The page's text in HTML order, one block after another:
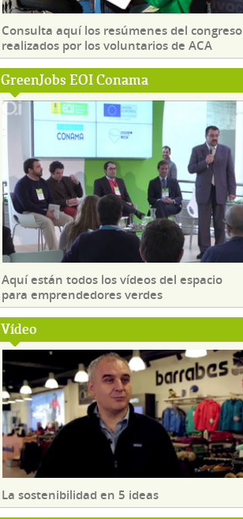
Consulta aquí los resúmenes del congreso
realizados por los voluntarios de ACA
GreenJobs EOI Conama
Aquí están todos los vídeos del espacio
para emprendedores verdes
Vídeo
La sostenibilidad en 5 ideas